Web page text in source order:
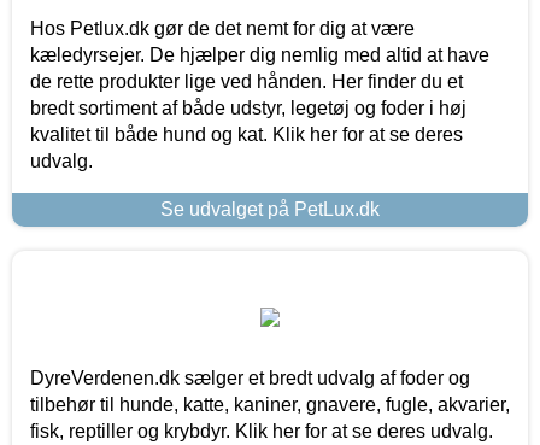
Hos Petlux.dk gør de det nemt for dig at være
kæledyrsejer. De hjælper dig nemlig med altid at have
de rette produkter lige ved hånden. Her finder du et
bredt sortiment af både udstyr, legetøj og foder i høj
kvalitet til både hund og kat. Klik her for at se deres
udvalg.
Se udvalget på PetLux.dk
DyreVerdenen.dk sælger et bredt udvalg af foder og
tilbehør til hunde, katte, kaniner, gnavere, fugle, akvarier,
fisk, reptiller og krybdyr. Klik her for at se deres udvalg.